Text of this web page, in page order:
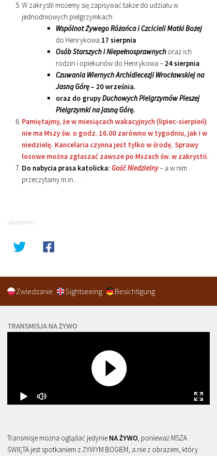
W zakrystii możemy się zapisywać także do udziału w
jednodniowych pielgrzymkach:
Wspólnot Żywego Różańca i Czcicieli Matki Bożej
do Henrykowa 17 sierpnia
Osób Starszych i Niepełnosprawnych oraz ich
rodzin i opiekunów do Henrykowa – 24 sierpnia.
Czuwania Wiernych Archidiecezji Wrocławskiej na
Jasną Górę– 20 września.
oraz do grupyDuchowych Pielgrzymów Pieszej
Pielgrzymki na jasną Górę.
Pamiętajmy, że w miesiącach wakacyjnych (lipiec-sierpień)
nie ma Mszy św. o godz. 16.00 zarówno w tygodniu, jak i w
niedzielę. Kancelaria czynna jest tylko w środę. Sprawy
losowe można zgłaszać zawsze po Mszach św. w zakrystii.
Do nabycia prasa katolicka: Gość Niedzielny– a w nim
przeczytamy m.in.…
UDOSTĘPNIJ
Zwiedzanie Sightseeing Besichtigung
TRANSMISJA NA ŻYWO
Transmisje można oglądać jedynie NA ŻYWO, ponieważ MSZA
ŚWIĘTA jest spotkaniem z ŻYWYM BOGIEM, a nie z obrazem, który